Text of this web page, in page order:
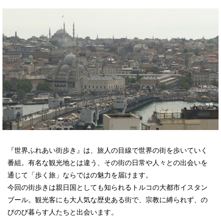
『世界ふれあい街歩き』は、旅人の目線で世界の街を歩いていく
番組。有名な観光地とは違う、その街の日常や人々との出会いを
通じて「歩く旅」ならではの魅力を届けます。
今回の街歩きは親日国としても知られるトルコの大都市イスタン
ブール。観光客にも大人気な歴史ある街で、宗教に縛られず、の
びのび暮らす人たちと出会います。